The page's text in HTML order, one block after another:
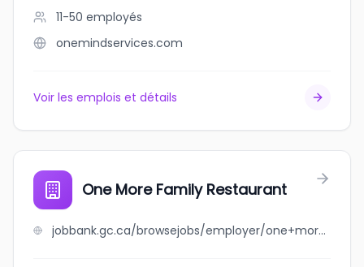
11-50 employés
onemindservices.com
Voir les emplois et détails
One More Family Restaurant
jobbank.gc.ca/browsejobs/employer/one+more+family+restaurant/ca